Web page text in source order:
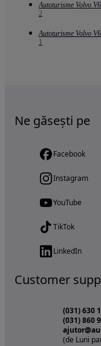
Autoturisme Volvo
2
Autoturisme Volvo
1
Ne găsești pe
Facebook
Instagram
YouTube
TikTok
LinkedIn
Customer
(031) 630
(031) 860
(de Luni